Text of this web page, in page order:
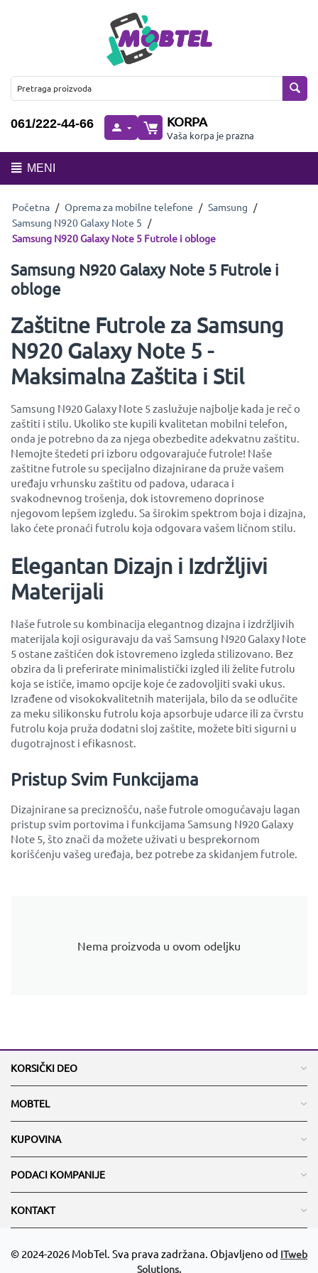
061/222-44-66 KORPA
Vaša korpa je prazna
MENI
Početna / Oprema za mobilne telefone / Samsung /
Samsung N920 Galaxy Note 5 /
Samsung N920 Galaxy Note 5 Futrole i obloge
Samsung N920 Galaxy Note 5 Futrole i
obloge
Zaštitne Futrole za Samsung
N920 Galaxy Note 5 -
Maksimalna Zaštita i Stil
Samsung N920 Galaxy Note 5 zaslužuje najbolje kada je reč o
zaštiti i stilu. Ukoliko ste kupili kvalitetan mobilni telefon,
onda je potrebno da za njega obezbedite adekvatnu zaštitu.
Nemojte štedeti pri izboru odgovarajuće futrole! Naše
zaštitne futrole su specijalno dizajnirane da pruže vašem
uređaju vrhunsku zaštitu od padova, udaraca i
svakodnevnog trošenja, dok istovremeno doprinose
njegovom lepšem izgledu. Sa širokim spektrom boja i dizajna,
lako ćete pronaći futrolu koja odgovara vašem ličnom stilu.
Elegantan Dizajn i Izdržljivi
Materijali
Naše futrole su kombinacija elegantnog dizajna i izdržljivih
materijala koji osiguravaju da vaš Samsung N920 Galaxy Note
5 ostane zaštićen dok istovremeno izgleda stilizovano. Bez
obzira da li preferirate minimalistički izgled ili želite futrolu
koja se ističe, imamo opcije koje će zadovoljiti svaki ukus.
Izrađene od visokokvalitetnih materijala, bilo da se odlučite
za meku silikonsku futrolu koja apsorbuje udarce ili za čvrstu
futrolu koja pruža dodatni sloj zaštite, možete biti sigurni u
dugotrajnost i efikasnost.
Pristup Svim Funkcijama
Dizajnirane sa preciznošću, naše futrole omogućavaju lagan
pristup svim portovima i funkcijama Samsung N920 Galaxy
Note 5, što znači da možete uživati u besprekornom
korišćenju vašeg uređaja, bez potrebe za skidanjem futrole.
Nema proizvoda u ovom odeljku
KORSIČKI DEO
MOBTEL
KUPOVINA
PODACI KOMPANIJE
KONTAKT
© 2024-2026 MobTel. Sva prava zadržana. Objavljeno od ITweb
Solutions.